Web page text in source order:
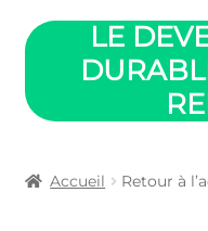
navigation
Mon compte
Validation
LE
Accueil Retour à